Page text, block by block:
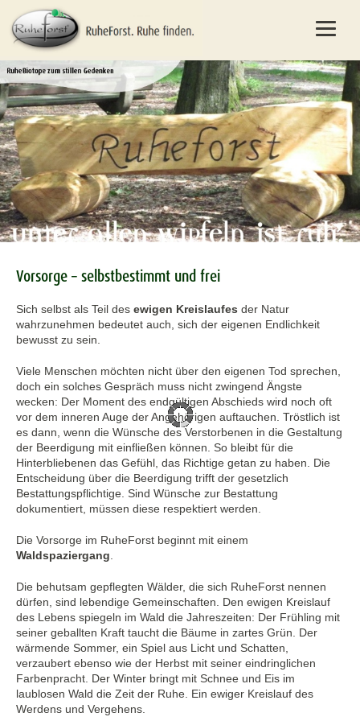
Vorsorge – selbstbestimmt und frei
Sich selbst als Teil des ewigen Kreislaufes der Natur
wahrzunehmen bedeutet auch, sich der eigenen Endlichkeit
bewusst zu sein.
Viele Menschen möchten nicht über den eigenen Tod sprechen,
doch ein solches Gespräch muss nicht zwingend Ängste
wecken: Der Moment des endgültigen Abschieds wird noch oft
vor dem inneren Auge der Angehörigen auftauchen. Tröstlich ist
es dann, wenn die Wünsche des Verstorbenen in die Gestaltung
der Beerdigung mit einfließen können. So bleibt für die
Hinterbliebenen das Gefühl, das Richtige getan zu haben. Die
Entscheidung über die Beerdigung trifft der gesetzlich
Bestattungspflichtige. Sind Wünsche zur Bestattung
dokumentiert, müssen diese respektiert werden.
Die Vorsorge im RuheForst beginnt mit einem
Waldspaziergang.
Die behutsam gepflegten Wälder, die sich RuheForst nennen
dürfen, sind lebendige Gemeinschaften. Den ewigen Kreislauf
des Lebens spiegeln im Wald die Jahreszeiten: Der Frühling mit
seiner geballten Kraft taucht die Bäume in zartes Grün. Der
wärmende Sommer, ein Spiel aus Licht und Schatten,
verzaubert ebenso wie der Herbst mit seiner eindringlichen
Farbenpracht. Der Winter bringt mit Schnee und Eis im
laublosen Wald die Zeit der Ruhe. Ein ewiger Kreislauf des
Werdens und Vergehens.